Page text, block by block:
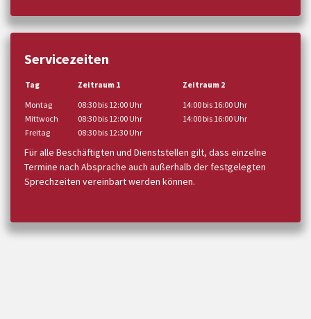
Servicezeiten
Tag Zeitraum 1
Zeitraum 2
Montag
08:30 bis 12:00 Uhr
14:00 bis 16:00 Uhr
Mittwoch
08:30 bis 12:00 Uhr
14:00 bis 16:00 Uhr
Freitag
08:30 bis 12:30 Uhr
Für alle Beschäftigten und Dienststellen gilt, dass einzelne
Termine nach Absprache auch außerhalb der festgelegten
Sprechzeiten vereinbart werden können.